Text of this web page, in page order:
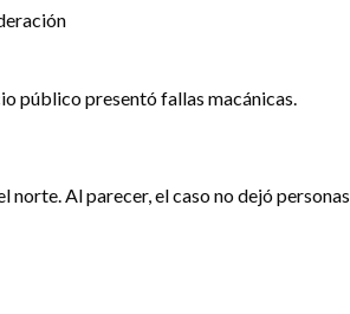
público presentó fallas macánicas.
norte. Al parecer, el caso no dejó personas